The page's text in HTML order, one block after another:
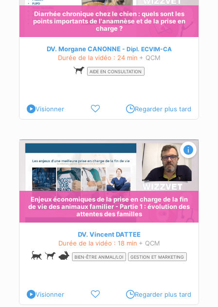
Diarrhée chronique chez le chien : quels sont les
points importants de l'anamnèse et de la prise en
charge ?
DV. Morgane CANONNE Dipl. ECVIM-CA
Durée de la vidéo : 24 min + QCM
AIDE EN CONSULTATION
Visionner Regarder plus tard
Enjeux économiques de la prise en charge de la fin
de vie des animaux familier - Partie 1 : évolution des
attentes des familles
DV. Vincent DATTEE
Durée de la vidéo : 18 min + QCM
BIEN-ÊTRE ANIMAL/LOI GESTION ET MARKETING
Visionner Regarder plus tard